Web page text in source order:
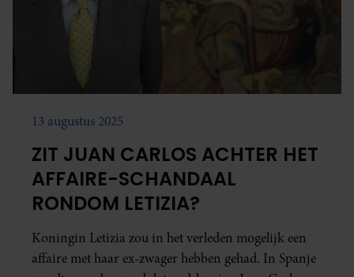
13 augustus 2025
ZIT JUAN CARLOS ACHTER HET
AFFAIRE-SCHANDAAL
RONDOM LETIZIA?
Koningin Letizia zou in het verleden mogelijk een
affaire met haar ex-zwager hebben gehad. In Spanje